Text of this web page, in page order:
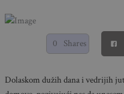
0 Shares
Dolaskom dužih dana i vedrijih